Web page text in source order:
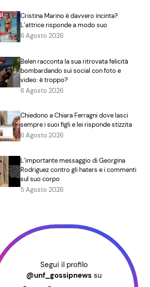
Cristina Marino è davvero incinta?
L’attrice risponde a modo suo
6 Agosto 2026
Belen racconta la sua ritrovata felicità
bombardando sui social con foto e
video: è troppo?
6 Agosto 2026
Chiedono a Chiara Ferragni dove lasci
sempre i suoi figli e lei risponde stizzita
6 Agosto 2026
L’importante messaggio di Georgina
Rodriguez contro gli haters e i commenti
sul suo corpo
5 Agosto 2026
Segui il profilo
@unf_gossipnews su